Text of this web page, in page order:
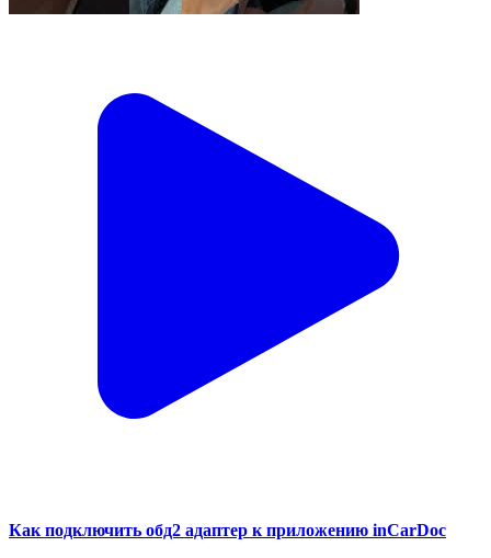
Как подключить обд2 адаптер к приложению inCarDoc